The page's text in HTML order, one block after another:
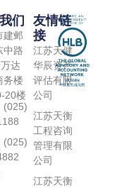
们
建邺
中路
达
务楼
20楼
(025)
(025)
友情链
接
江苏天健
华辰资产
评估有限
公司
江苏天衡
工程咨询
管理有限
公司
江苏天衡